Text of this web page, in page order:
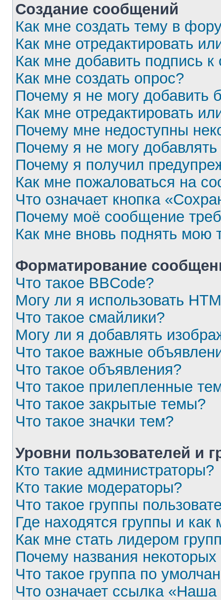
Создание сообщений
Как мне создать тему в
Как мне отредактировать
Как мне добавить подпись
Как мне создать опрос?
Почему я не могу добавить
Как мне отредактировать
Почему мне недоступны
Почему я не могу
Почему я получил
Как мне пожаловаться на
Что означает кнопка
Почему моё сообщение
Как мне вновь поднять мою
Форматирование
Что такое BBCode?
Могу ли я использовать
Что такое смайлики?
Могу ли я добавлять
Что такое важные
Что такое объявления?
Что такое прилепленные
Что такое закрытые темы?
Что такое значки тем?
Уровни пользователей и
Кто такие администраторы?
Кто такие модераторы?
Что такое группы
Где находятся группы и как
Как мне стать лидером
Почему названия
Что такое группа по
Что означает ссылка